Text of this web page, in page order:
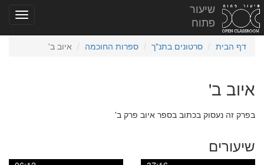
שיעור
פתוח
דף הבית סרטונים בתנ"ך ספרות החוכמה איוב ב'
איוב ב'
בפרק זה נעסוק בכתוב בספר איוב פרק ב'
שיעורים